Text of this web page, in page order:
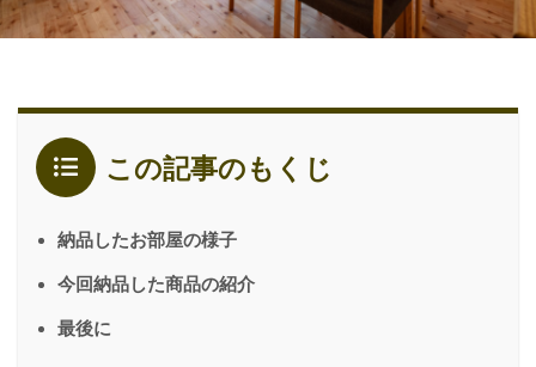
この記事のもくじ
納品したお部屋の様子
今回納品した商品の紹介
最後に